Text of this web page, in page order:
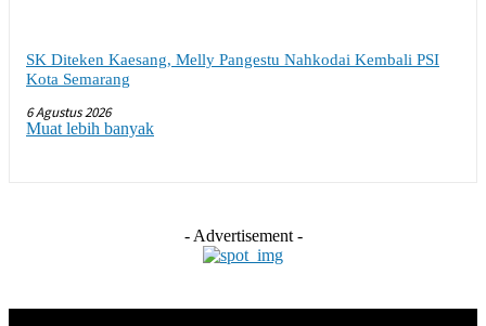
SK Diteken Kaesang, Melly Pangestu Nahkodai Kembali PSI
Kota Semarang
6 Agustus 2026
Muat lebih banyak
- Advertisement -